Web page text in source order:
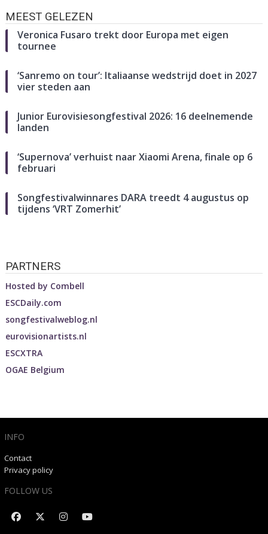
MEEST GELEZEN
Veronica Fusaro trekt door Europa met eigen
tournee
‘Sanremo on tour’: Italiaanse wedstrijd doet in 2027
vier steden aan
Junior Eurovisiesongfestival 2026: 16 deelnemende
landen
‘Supernova’ verhuist naar Xiaomi Arena, finale op 6
februari
Songfestivalwinnares DARA treedt 4 augustus op
tijdens ‘VRT Zomerhit’
PARTNERS
Hosted by Combell
ESCDaily.com
songfestivalweblog.nl
eurovisionartists.nl
ESCXTRA
OGAE Belgium
INFO
Contact
Privacy policy
FOLLOW US